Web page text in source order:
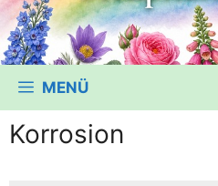
MENÜ
Korrosion